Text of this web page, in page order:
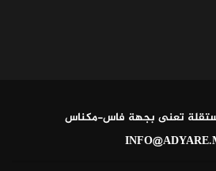
مستقلة تعنى بجهة فاس-مكناس